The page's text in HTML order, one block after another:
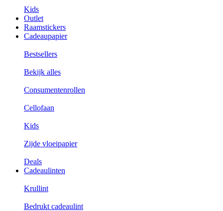
Kids
Outlet
Raamstickers
Cadeaupapier
Bestsellers
Bekijk alles
Consumentenrollen
Cellofaan
Kids
Zijde vloeipapier
Deals
Cadeaulinten
Krullint
Bedrukt cadeaulint